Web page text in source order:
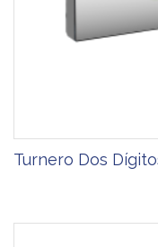
Turnero Dos